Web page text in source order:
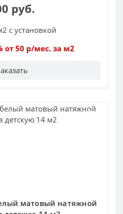
руб.
с установкой
от 50 р/мес. за м2
матовый натяжной